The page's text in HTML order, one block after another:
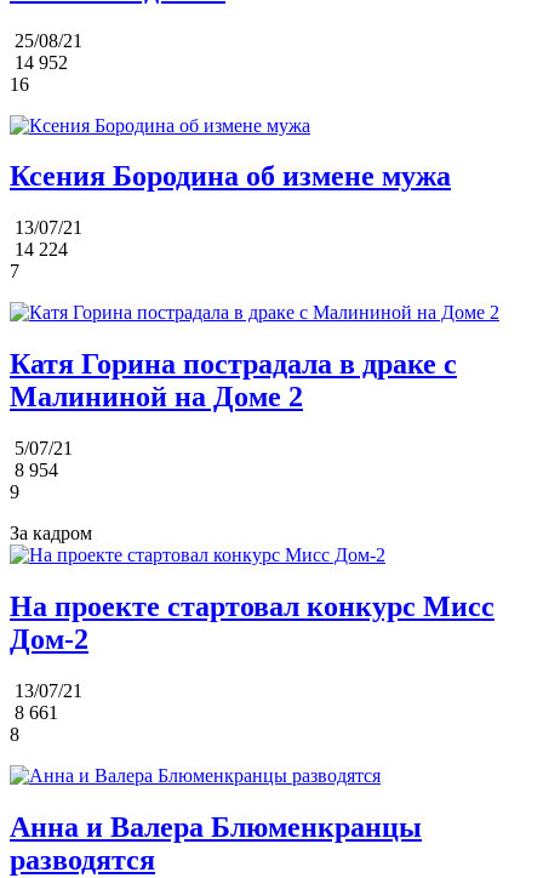
25/08/21
14 952
16
Ксения Бородина об измене мужа
13/07/21
14 224
7
Катя Горина пострадала в драке с
Малининой на Доме 2
5/07/21
8 954
9
За кадром
На проекте стартовал конкурс Мисс
Дом-2
13/07/21
8 661
8
Анна и Валера Блюменкранцы
разводятся